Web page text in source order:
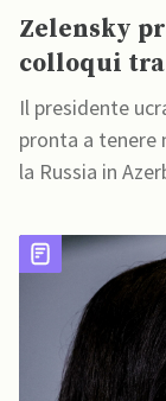
Zelensky
colloqui tra
Il presidente
pronta a
la Russia in